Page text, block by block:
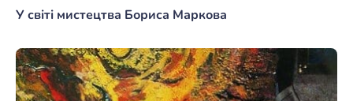
У світі мистецтва Бориса Маркова